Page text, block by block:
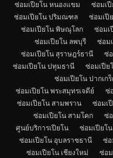
ซ่อมเปียโน หนองแขม
ซ่อมเ
ซ่อมเปียโน ปริมณฑล
ซ่อมเปี
ซ่อมเปียโน พิษณุโลก
ซ่อมเ
ซ่อมเปียโน ลพบุรี
ซ่อม
ซ่อมเปียโน สุราษฎร์ธานี
ซ่
ซ่อมเปียโน ปทุมธานี
ซ่อมเปีย
ซ่อมเปียโน ปากเก
ซ่อมเปียโน พระสมุทรเจดีย์
ซ่
ซ่อมเปียโน สามพราน
ซ่อมเ
ซ่อมเปียโน สามโคก
ซ่
ศูนย์บริการเปียโน
ซ่อมเปียโ
ซ่อมเปียโน อุบลราชธานี
ซ่อ
ซ่อมเปียโน เชียงใหม่
ซ่อ